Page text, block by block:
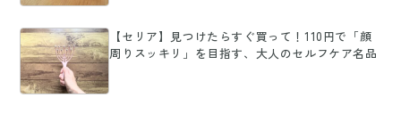
【セリア】見つけたらすぐ買って！110円で「顔
周りスッキリ」を目指す、大人のセルフケア名品